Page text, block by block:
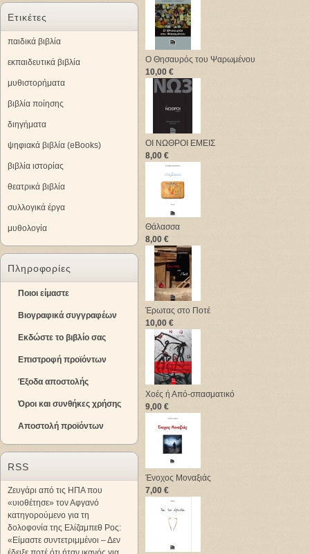
Ετικέτες
παιδικά βιβλία
εκπαιδευτικά βιβλία
μυθιστορήματα
βιβλία ποίησης
διηγήματα
ψηφιακά βιβλία (eBooks)
βιβλία ιστορίας
θεατρικά βιβλία
συλλογικά έργα
μυθολογία
Πληροφορίες
Ποιοι είμαστε
Βιογραφικά συγγραφέων
Εκδώστε το βιβλίο σας
Επιστροφή προϊόντων
Έξοδα αποστολής
Όροι και συνθήκες χρήσης
Αποστολή προϊόντων
RSS
Ζευγάρι από τις ΗΠΑ που
«υιοθέτησε» τον Αφγανό
κατηγορούμενο για τη
δολοφονία της Ελίζαμπεθ Ρος:
«Είμαστε συντετριμμένοι – Δεν
Ο Θησαυρός του Ψαρωμένου
10,00 €
ΟΙ ΝΩΘΡΟΙ ΕΜΕΙΣ
8,00 €
Θάλασσα
8,00 €
Έρωτας στο Ποτέ
10,00 €
Χοές ή Από-σπασματικό
9,00 €
Ένοχος Μοναξιάς
7,00 €